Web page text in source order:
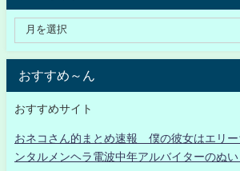
おすすめ～ん
おすすめサイト
おネコさん的まとめ速報 僕の彼女はエリー
ンタルメンヘラ電波中年アルバイターのぬ